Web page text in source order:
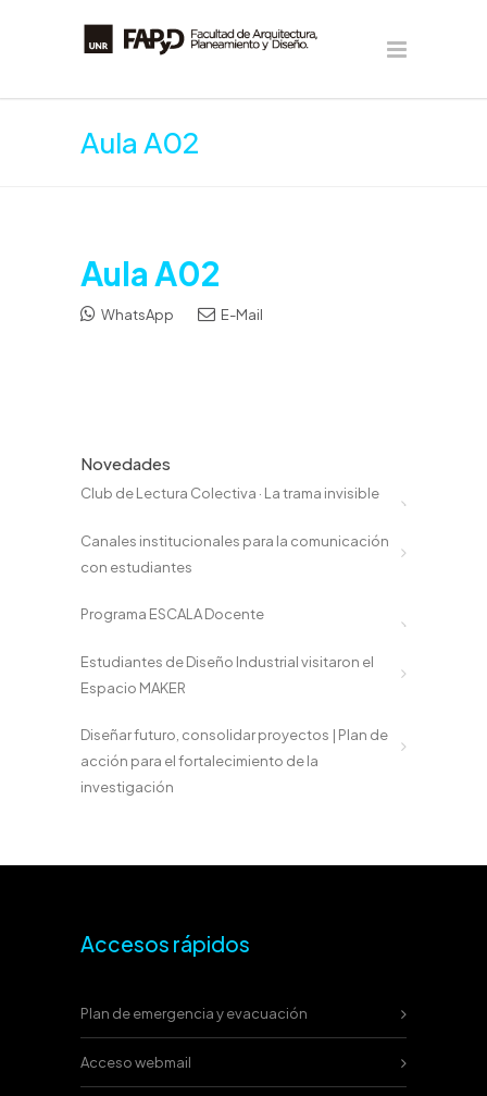
Aula A02
Aula A02
WhatsApp E-Mail
Novedades
Club de Lectura Colectiva · La trama invisible
Canales institucionales para la comunicación
con estudiantes
Programa ESCALA Docente
Estudiantes de Diseño Industrial visitaron el
Espacio MAKER
Diseñar futuro, consolidar proyectos | Plan de
acción para el fortalecimiento de la
investigación
Accesos rápidos
Plan de emergencia y evacuación
Acceso webmail